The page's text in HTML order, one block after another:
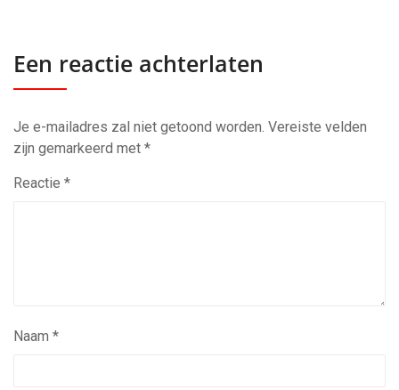
Een reactie achterlaten
Je e-mailadres zal niet getoond worden. Vereiste velden
zijn gemarkeerd met *
Reactie *
Naam *